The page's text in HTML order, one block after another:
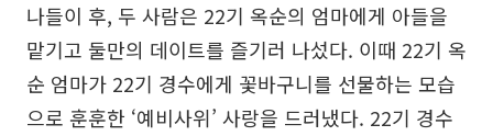
나들이 후, 두 사람은 22기 옥순의 엄마에게 아들을
맡기고 둘만의 데이트를 즐기러 나섰다. 이때 22기 옥
순 엄마가 22기 경수에게 꽃바구니를 선물하는 모습
으로 훈훈한 ‘예비사위’ 사랑을 드러냈다. 22기 경수